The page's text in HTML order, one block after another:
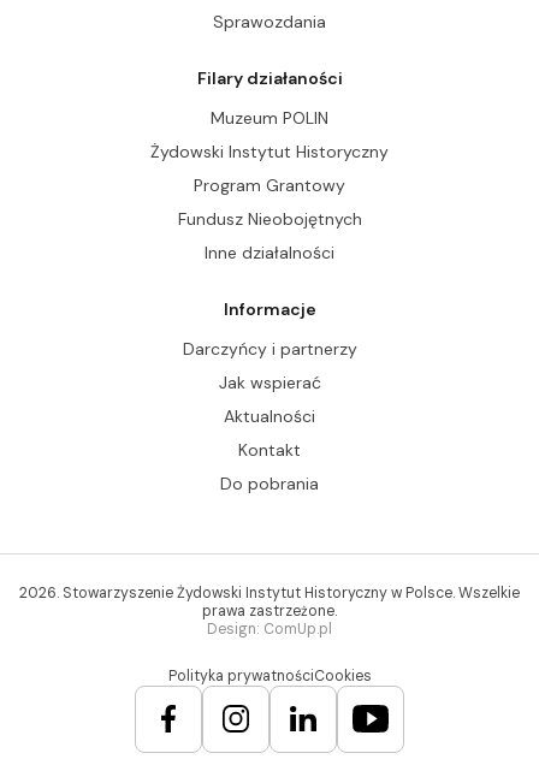
Sprawozdania
Filary działaności
Muzeum POLIN
Żydowski Instytut Historyczny
Program Grantowy
Fundusz Nieobojętnych
Inne działalności
Informacje
Darczyńcy i partnerzy
Jak wspierać
Aktualności
Kontakt
Do pobrania
2026. Stowarzyszenie Żydowski Instytut Historyczny w Polsce. Wszelkie
prawa zastrzeżone.
Design: ComUp.pl
Polityka prywatnościCookies